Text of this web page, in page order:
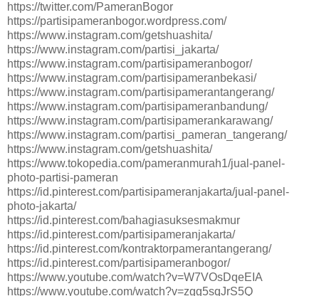
https://twitter.com/PameranBogor
https://partisipameranbogor.wordpress.com/
https://www.instagram.com/getshuashita/
https://www.instagram.com/partisi_jakarta/
https://www.instagram.com/partisipameranbogor/
https://www.instagram.com/partisipameranbekasi/
https://www.instagram.com/partisipamerantangerang/
https://www.instagram.com/partisipameranbandung/
https://www.instagram.com/partisipamerankarawang/
https://www.instagram.com/partisi_pameran_tangerang/
https://www.instagram.com/getshuashita/
https://www.tokopedia.com/pameranmurah1/jual-panel-
photo-partisi-pameran
https://id.pinterest.com/partisipameranjakarta/jual-panel-
photo-jakarta/
https://id.pinterest.com/bahagiasuksesmakmur
https://id.pinterest.com/partisipameranjakarta/
https://id.pinterest.com/kontraktorpamerantangerang/
https://id.pinterest.com/partisipameranbogor/
https://www.youtube.com/watch?v=W7VOsDqeEIA
https://www.youtube.com/watch?v=zgg5sqJrS5Q